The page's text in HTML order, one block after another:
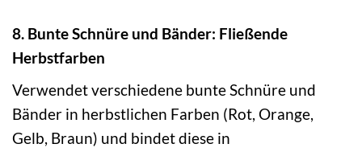
8. Bunte Schnüre und Bänder: Fließende
Herbstfarben
Verwendet verschiedene bunte Schnüre und
Bänder in herbstlichen Farben (Rot, Orange,
Gelb, Braun) und bindet diese in